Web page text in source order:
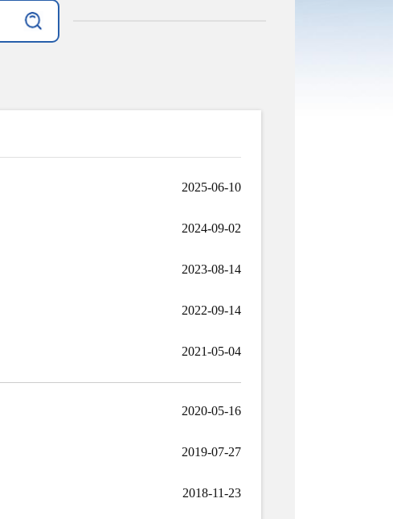
2025-06-10
2024-09-02
2023-08-14
2022-09-14
2021-05-04
2020-05-16
2019-07-27
2018-11-23